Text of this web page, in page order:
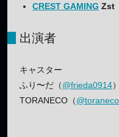
CREST GAMING Zst
出演者
キャスター
ふり〜だ（@frieda0914）
TORANECO（